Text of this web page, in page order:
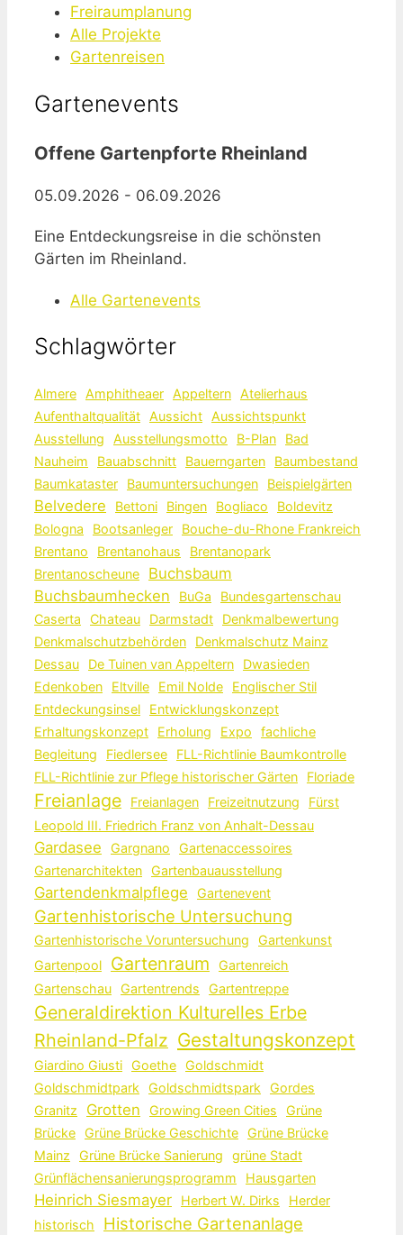
Freiraumplanung
Alle Projekte
Gartenreisen
Gartenevents
Offene Gartenpforte Rheinland
05.09.2026 - 06.09.2026
Eine Entdeckungsreise in die schönsten
Gärten im Rheinland.
Alle Gartenevents
Schlagwörter
Almere Amphitheaer Appeltern Atelierhaus
Aufenthaltqualität Aussicht Aussichtspunkt
Ausstellung
Ausstellungsmotto B-Plan
Bad
Nauheim
Bauabschnitt Bauerngarten
Baumbestand
Baumkataster
Baumuntersuchungen Beispielgärten
Belvedere Bettoni Bingen Bogliaco
Boldevitz
Bologna
Bootsanleger
Bouche-du-Rhone Frankreich
Brentano
Brentanohaus
Brentanopark
Brentanoscheune
Buchsbaum
Buchsbaumhecken
BuGa
Bundesgartenschau
Caserta
Chateau Darmstadt
Denkmalbewertung
Denkmalschutzbehörden
Denkmalschutz Mainz
Dessau
De Tuinen van Appeltern
Dwasieden
Edenkoben
Eltville Emil Nolde
Englischer Stil
Entdeckungsinsel
Entwicklungskonzept
Erhaltungskonzept
Erholung Expo
fachliche
Begleitung
Fiedlersee
FLL-Richtlinie Baumkontrolle
FLL-Richtlinie zur Pflege historischer Gärten
Floriade
Freianlage Freianlagen Freizeitnutzung
Fürst
Leopold III. Friedrich Franz von Anhalt-Dessau
Gardasee Gargnano
Gartenaccessoires
Gartenarchitekten Gartenbauausstellung
Gartendenkmalpflege Gartenevent
Gartenhistorische Untersuchung
Gartenhistorische Voruntersuchung
Gartenkunst
Gartenpool
Gartenraum
Gartenreich
Gartenschau Gartentrends Gartentreppe
Generaldirektion Kulturelles Erbe
Rheinland-Pfalz Gestaltungskonzept
Giardino Giusti Goethe Goldschmidt
Goldschmidtpark
Goldschmidtspark
Gordes
Granitz
Grotten Growing Green Cities
Grüne
Brücke Grüne Brücke Geschichte Grüne Brücke
Mainz
Grüne Brücke Sanierung
grüne Stadt
Grünflächensanierungsprogramm
Hausgarten
Heinrich Siesmayer Herbert W. Dirks
Herder
historisch
Historische Gartenanlage